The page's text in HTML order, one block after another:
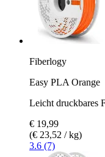
Fiberlogy
Easy PLA Orange
Leicht druckbares
€ 19,99
(€ 23,52 / kg)
3.6 (7)